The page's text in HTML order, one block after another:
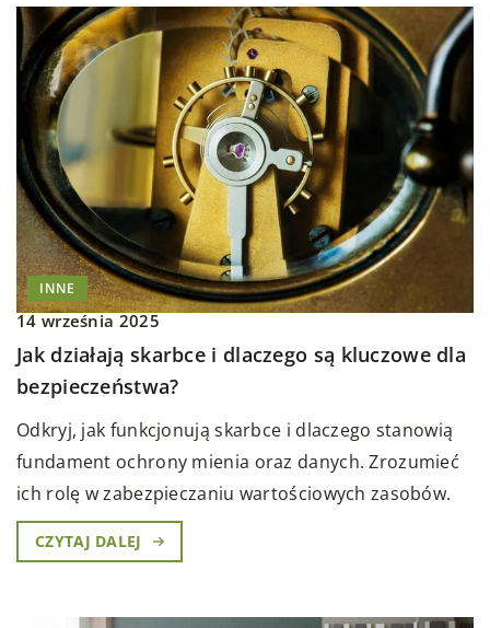
INNE
14 września 2025
Jak działają skarbce i dlaczego są kluczowe dla
bezpieczeństwa?
Odkryj, jak funkcjonują skarbce i dlaczego stanowią
fundament ochrony mienia oraz danych. Zrozumieć
ich rolę w zabezpieczaniu wartościowych zasobów.
CZYTAJ DALEJ